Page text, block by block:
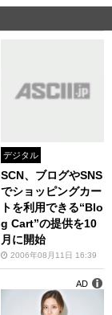
デジタル
SCN、ブログやSNS
でショッピングカー
トを利用できる“Blo
g Cart”の提供を10
月に開始
2006年08月11日 16:39
AD